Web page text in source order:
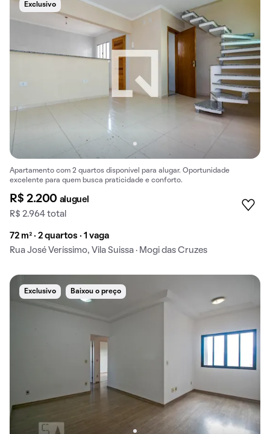
Exclusivo
Apartamento com 2 quartos disponível para alugar. Oportunidade
excelente para quem busca praticidade e conforto.
R$ 2.200 aluguel
R$ 2.964 total
72 m² · 2 quartos · 1 vaga
Rua José Veríssimo, Vila Suissa · Mogi das Cruzes
Exclusivo Baixou o preço